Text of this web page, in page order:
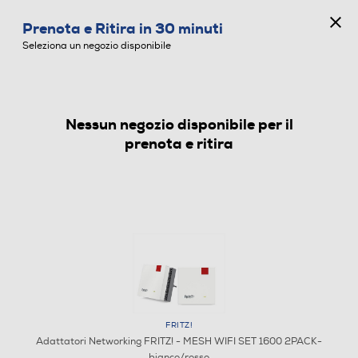
ADATTATORI NETWORKING
Prenota e Ritira in 30 minuti
Seleziona un negozio disponibile
Nessun negozio disponibile per il
prenota e ritira
FRITZ!
Adattatori Networking FRITZ! - MESH WIFI SET 1600 2PACK-